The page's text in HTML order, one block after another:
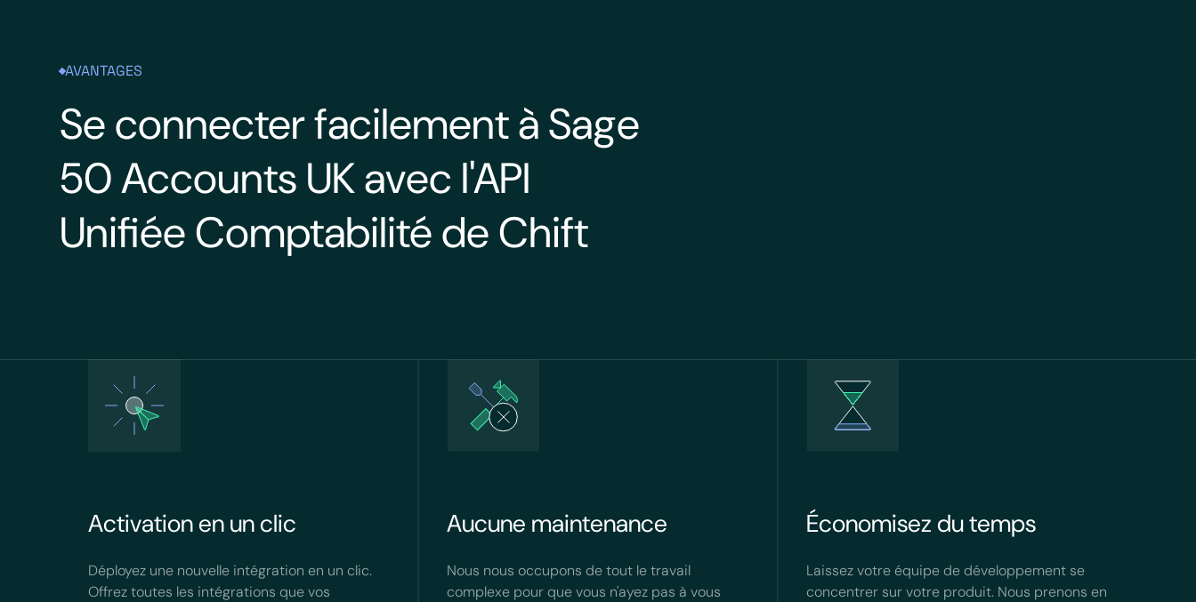
AVANTAGES
Se connecter facilement à Sage
50 Accounts UK avec l'API
Unifiée Comptabilité de Chift
Activation en un clic
Déployez une nouvelle intégration en un clic.
Offrez toutes les intégrations que vos
Aucune maintenance
Nous nous occupons de tout le travail
complexe pour que vous n'ayez pas à vous
Économisez du temps
Laissez votre équipe de développement se
concentrer sur votre produit. Nous prenons en